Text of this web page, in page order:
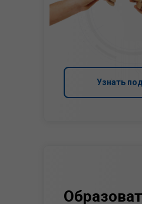
Узнать